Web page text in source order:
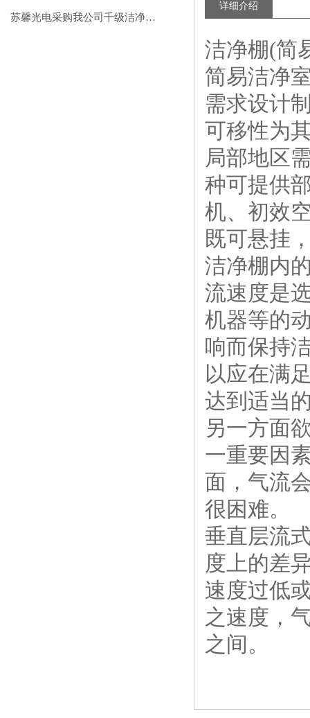
苏馨光电采购我公司千级洁净棚普通工作台一批（7月07日）已顺利交货
详细介绍
洁净棚(简
简易洁净
需求设计
可移性为
局部地区
种可提供
机、初效
既可悬挂
洁净棚内
流速度是
机器等的
响而保持
以应在满
达到适当
另一方面
一重要因
面，气流
很困难。
垂直层流
度上的差
速度过低
之速度，
之间。